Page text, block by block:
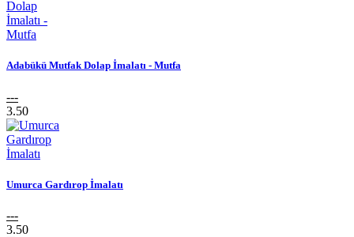
Adabükü Mutfak Dolap İmalatı - Mutfa
---
3.50
Umurca Gardırop İmalatı
---
3.50